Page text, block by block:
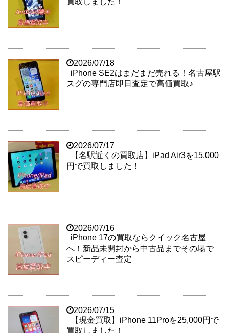
2026/07/18
iPhone SE2はまだまだ売れる！名古屋駅
スグの専門店即日査定で高価買取♪
2026/07/17
【名駅近くの買取店】iPad Air3を15,000
円で買取しました！
2026/07/16
iPhone 17の買取ならクイック名古屋
へ！新品未開封から中古品までその場で
スピーディー査定
2026/07/15
【現金買取】iPhone 11Proを25,000円で
買取しました！